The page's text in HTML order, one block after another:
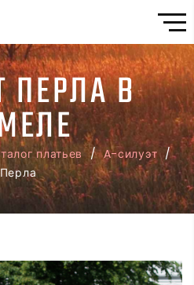
ПЕРЛА В
платьев/A-силуэт/
Перла